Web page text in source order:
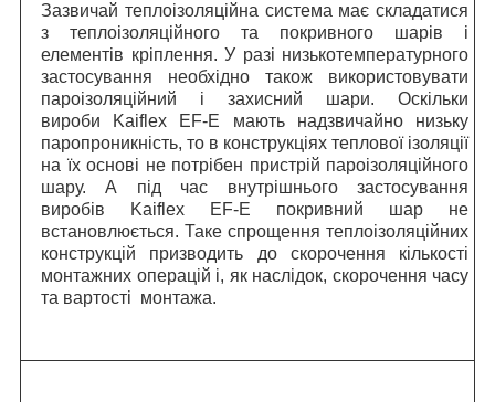
Зазвичай теплоізоляційна система має складатися
з теплоізоляційного та покривного шарів і
елементів кріплення. У разі низькотемпературного
застосування необхідно також використовувати
пароізоляційний і захисний шари. Оскільки
вироби Kaiflex EF-E мають надзвичайно низьку
паропроникність, то в конструкціях теплової ізоляції
на їх основі не потрібен пристрій пароізоляційного
шару. А під час внутрішнього застосування
виробів Kaiflex EF-E покривний шар не
встановлюється. Таке спрощення теплоізоляційних
конструкцій призводить до скорочення кількості
монтажних операцій і, як наслідок, скорочення часу
та вартості монтажа.